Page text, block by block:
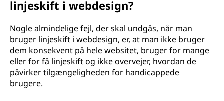
linjeskift i webdesign?
Nogle almindelige fejl, der skal undgås, når man
bruger linjeskift i webdesign, er, at man ikke bruger
dem konsekvent på hele websitet, bruger for mange
eller for få linjeskift og ikke overvejer, hvordan de
påvirker tilgængeligheden for handicappede
brugere.